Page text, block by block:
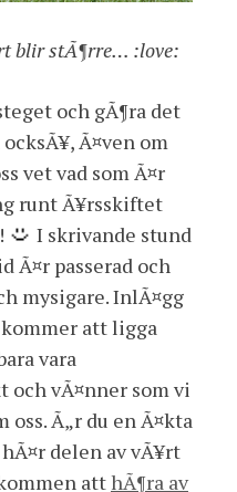
blir stÃ¶rre… :love:
och gÃ¶ra det
Ã¤ven om
vet vad som Ã¤r
runt Ã¥rsskiftet
I skrivande stund
Ã¤r passerad och
mysigare. InlÃ¤gg
att ligga
vara
vÃ¤nner som vi
Ã„r du en Ã¤kta
delen av vÃ¥rt
atthÃ¶ra av